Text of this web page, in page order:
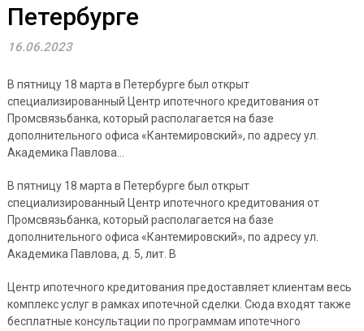
Петербурге
16.06.2023
В пятницу 18 марта в Петербурге был открыт
специализированный Центр ипотечного кредитования от
Промсвязьбанка, который располагается на базе
дополнительного офиса «Кантемировский», по адресу ул.
Академика Павлова…
В пятницу 18 марта в Петербурге был открыт
специализированный Центр ипотечного кредитования от
Промсвязьбанка, который располагается на базе
дополнительного офиса «Кантемировский», по адресу ул.
Академика Павлова, д. 5, лит. В
Центр ипотечного кредитования предоставляет клиентам весь
комплекс услуг в рамках ипотечной сделки. Сюда входят также
бесплатные консультации по программам ипотечного